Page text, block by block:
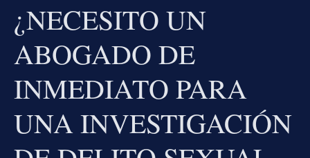
¿NECESITO UN
ABOGADO DE
INMEDIATO PARA
UNA INVESTIGACIÓN